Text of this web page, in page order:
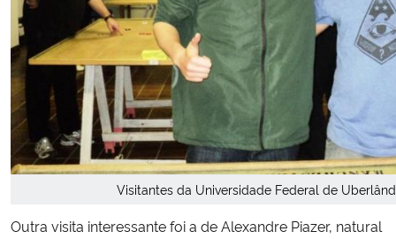
Visitantes da Universidade Federal de
Outra visita interessante foi a de Alexandre Piazer, natural